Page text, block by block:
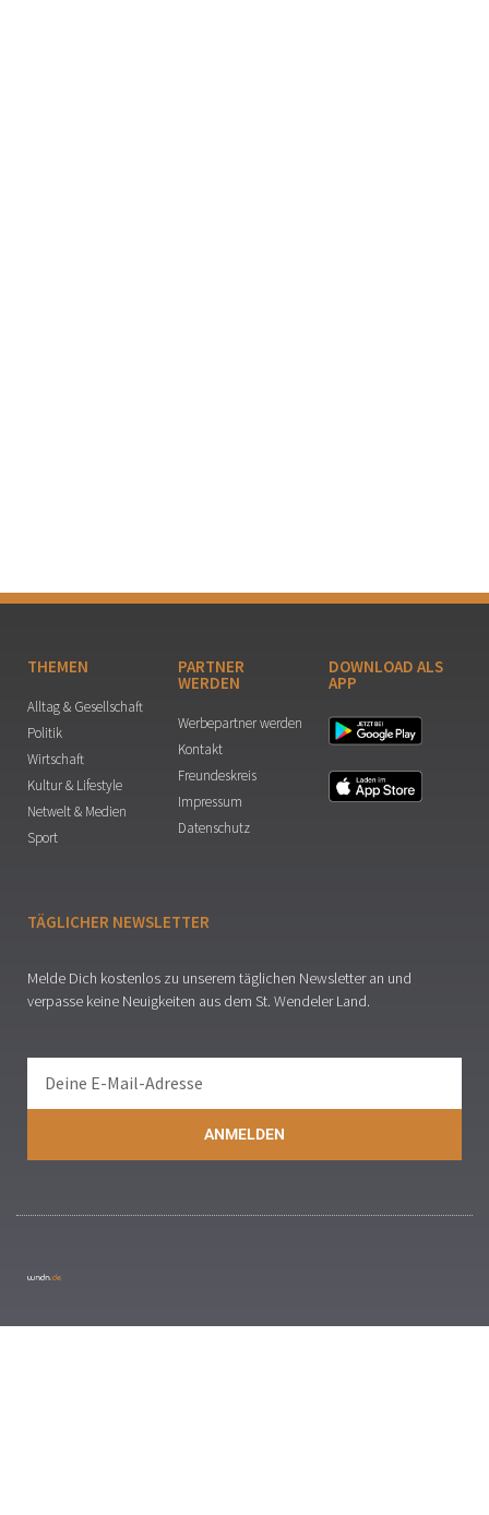
THEMEN
Alltag & Gesellschaft
Politik
Wirtschaft
Kultur & Lifestyle
Netwelt & Medien
Sport
PARTNER
WERDEN
Werbepartner werden
Kontakt
Freundeskreis
Impressum
Datenschutz
DOWNLOAD ALS
APP
TÄGLICHER NEWSLETTER
Melde Dich kostenlos zu unserem täglichen Newsletter an und
verpasse keine Neuigkeiten aus dem St. Wendeler Land.
ANMELDEN